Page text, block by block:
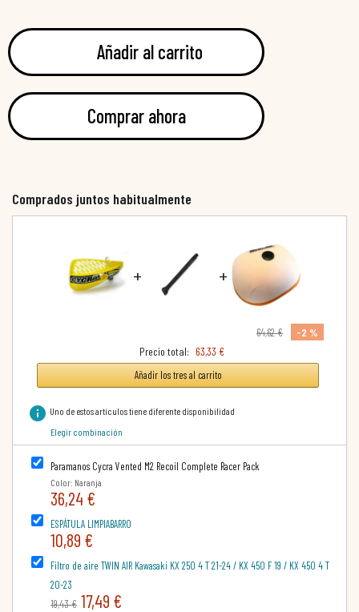
Añadir al carrito
Comprar ahora
Comprados juntos habitualmente
+ +
64,62 €
-2 %
Precio total: 63,33 €
Añadir los tres al carrito
info Uno de estos artículos tiene diferente disponibilidad
Elegir combinación
Paramanos Cycra Vented M2 Recoil Complete Racer Pack
Color: Naranja
36,24 €
ESPÁTULA LIMPIABARRO
10,89 €
Filtro de aire TWIN AIR Kawasaki KX 250 4 T 21-24 / KX 450 F 19 / KX 450 4 T
20-23
19,43 € 17,49 €